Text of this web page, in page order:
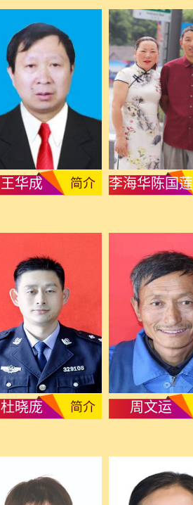
王华成 简介 李海华陈国莲
杜晓庞 简介 周文运